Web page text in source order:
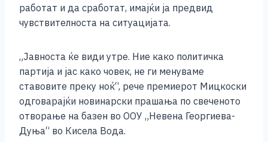
работат и да сработат, имајќи ја предвид
чувствителноста на ситуацијата.
„Јавноста ќе види утре. Ние како политичка
партија и јас како човек, не ги менуваме
ставовите преку ноќ“, рече премиерот Мицкоски
одговарајќи новинарски прашања по свеченото
отворање на базен во ООУ „Невена Георгиева-
Дуња“ во Кисела Вода.